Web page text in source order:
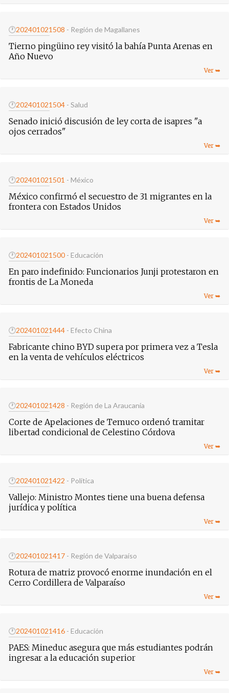
🕐202401021508 - Región de Magallanes
Tierno pingüino rey visitó la bahía Punta Arenas en
Año Nuevo
🕐202401021504 - Salud
Senado inició discusión de ley corta de isapres "a
ojos cerrados"
🕐202401021501 - México
México confirmó el secuestro de 31 migrantes en la
frontera con Estados Unidos
🕐202401021500 - Educación
En paro indefinido: Funcionarios Junji protestaron en
frontis de La Moneda
🕐202401021444 - Efecto China
Fabricante chino BYD supera por primera vez a Tesla
en la venta de vehículos eléctricos
🕐202401021428 - Región de La Araucanía
Corte de Apelaciones de Temuco ordenó tramitar
libertad condicional de Celestino Córdova
🕐202401021422 - Política
Vallejo: Ministro Montes tiene una buena defensa
jurídica y política
🕐202401021417 - Región de Valparaíso
Rotura de matriz provocó enorme inundación en el
Cerro Cordillera de Valparaíso
🕐202401021416 - Educación
PAES: Mineduc asegura que más estudiantes podrán
ingresar a la educación superior